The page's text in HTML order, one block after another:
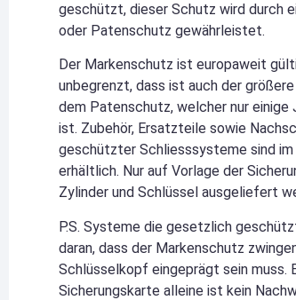
geschützt, dieser Schutz wird durch
oder Patenschutz gewährleistet.
Der Markenschutz ist europaweit
unbegrenzt, dass ist auch der
dem Patenschutz, welcher nur einige
ist. Zubehör, Ersatzteile sowie
geschützter Schliesssysteme sind
erhältlich. Nur auf Vorlage der
Zylinder und Schlüssel ausgeliefert
P.S. Systeme die gesetzlich
daran, dass der Markenschutz
Schlüsselkopf eingeprägt sein muss.
Sicherungskarte alleine ist kein